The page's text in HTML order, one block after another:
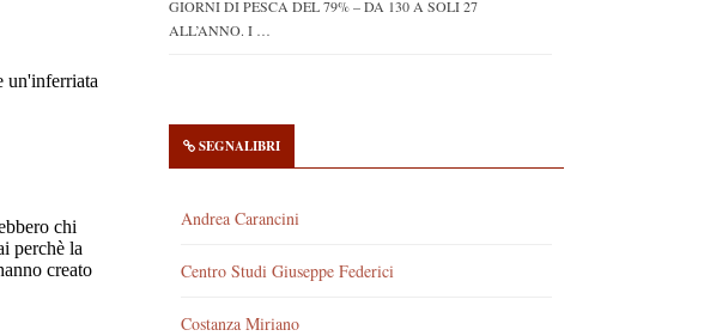
GIORNI DI PESCA DEL 79% – DA 130 A SOLI 27
ALL’ANNO. I …
SEGNALIBRI
Andrea Carancini
Centro Studi Giuseppe Federici
Costanza Miriano